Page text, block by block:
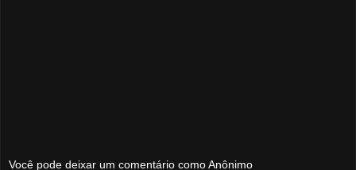
Você pode deixar um comentário como Anônimo